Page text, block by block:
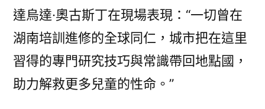
達烏達·奧古斯丁在現場表現：“一切曾在
湖南培訓進修的全球同仁，城市把在這里
習得的專門研究技巧與常識帶回地點國，
助力解救更多兒童的性命。”